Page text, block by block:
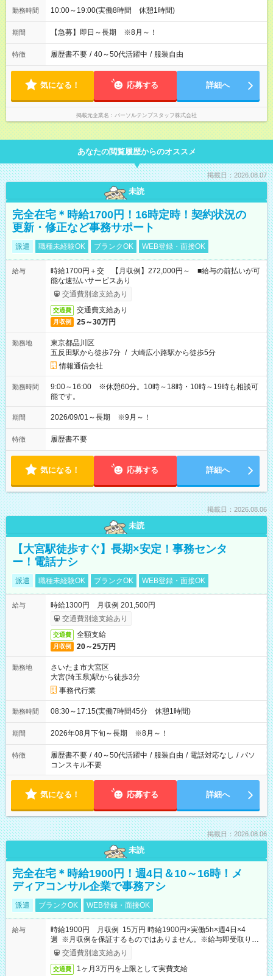
勤務時間 10:00～19:00(実働8時間 休憩1時間)
期間 【急募】即日～長期 ※8月～！
特徴 履歴書不要 / 40～50代活躍中 / 服装自由
気になる！ 応募する 詳細へ
掲載元企業名 パーソルテンプスタッフ株式会社
あなたの閲覧履歴からのオススメ
掲載日：2026.08.07
未読
完全在宅＊時給1700円！16時定時！契約状況の
更新・修正など事務サポート
派遣 職種未経験OK ブランクOK WEB登録・面接OK
給与
時給1700円＋交 【月収例】272,000円～ ■給与の前払いが可
能な速払いサービスあり
交通費別途支給あり
交通費 交通費支給あり
月収例 25～30万円
勤務地
東京都品川区
五反田駅から徒歩7分 / 大崎広小路駅から徒歩5分
情報通信会社
勤務時間
9:00～16:00 ※休憩60分。10時～18時・10時～19時も相談可
能です。
期間 2026/09/01～長期 ※9月～！
特徴 履歴書不要
気になる！ 応募する 詳細へ
掲載日：2026.08.06
未読
【大宮駅徒歩すぐ】長期×安定！事務センタ
ー！電話ナシ
派遣 職種未経験OK ブランクOK WEB登録・面接OK
給与
時給1300円 月収例 201,500円
交通費別途支給あり
交通費 全額支給
月収例 20～25万円
勤務地
さいたま市大宮区
大宮(埼玉県)駅から徒歩3分
事務代行業
勤務時間 08:30～17:15(実働7時間45分 休憩1時間)
期間 2026年08月下旬～長期 ※8月～！
特徴 履歴書不要 / 40～50代活躍中 / 服装自由 / 電話対応なし / パソ
コンスキル不要
気になる！ 応募する 詳細へ
掲載日：2026.08.06
未読
完全在宅＊時給1900円！週4日＆10～16時！メ
ディアコンサル企業で事務アシ
派遣 ブランクOK WEB登録・面接OK
給与
時給1900円 月収例 15万円 時給1900円×実働5h×週4日×4
週 ※月収例を保証するものではありません。※給与即受取りサ
ービス利用可（利用条件有）
交通費別途支給あり
交通費 1ヶ月3万円を上限として実費支給